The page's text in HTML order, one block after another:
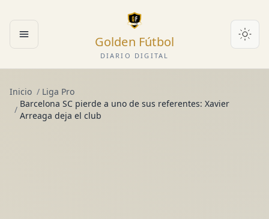
Abrir menú Golden Fútbol
DIARIO DIGITAL
Inicio / Liga Pro
/
Barcelona SC pierde a uno de sus referentes: Xavier
Arreaga deja el club